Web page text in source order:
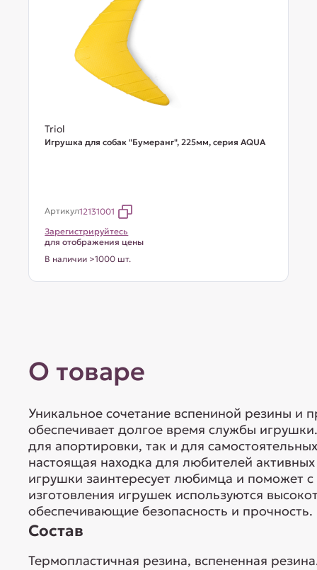
Triol
Игрушка для собак "Бумеранг", 225мм, серия AQUA
Артикул12131001
Зарегистрируйтесь
для отображения цены
В наличии >1000 шт.
О товаре
Уникальное сочетание вспениной резины и
обеспечивает долгое время службы
для апортировки, так и для
настоящая находка для любителей
игрушки заинтересует любимца и поможет
изготовления игрушек используются
обеспечивающие безопасность и
Состав
Термопластичная резина, вспененная